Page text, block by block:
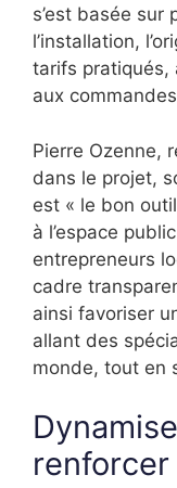
s’est basée sur
l’installation,
tarifs pratiqués,
aux
Pierre Ozenne,
dans le projet,
est « le bon
à l’espace
entrepreneurs
cadre
ainsi favoriser
allant des
monde, tout en